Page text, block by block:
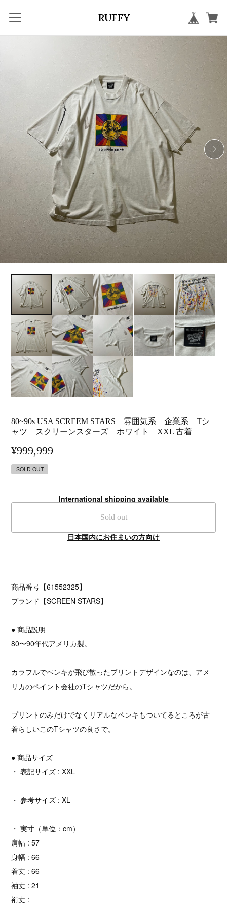
RUFFY
80~90s USA SCREEM STARS 雰囲気系 企業系 Tシ
ャツ スクリーンスターズ ホワイト XXL 古着
¥999,999
SOLD OUT
International shipping available
Sold out
日本国内にお住まいの方向け
商品番号【61552325】
ブランド【SCREEN STARS】
● 商品説明
80〜90年代アメリカ製。
カラフルでペンキが飛び散ったプリントデザインなのは、アメ
リカのペイント会社のTシャツだから。
プリントのみだけでなくリアルなペンキもついてるところが古
着らしいこのTシャツの良さで。
● 商品サイズ
・ 表記サイズ : XXL
・ 参考サイズ : XL
・ 実寸（単位：cm）
肩幅 : 57
身幅 : 66
着丈 : 66
袖丈 : 21
裄丈 :